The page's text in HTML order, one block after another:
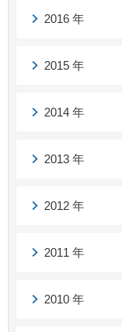
2016 年
2015 年
2014 年
2013 年
2012 年
2011 年
2010 年